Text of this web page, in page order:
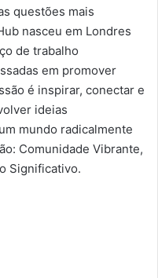
questões mais
nasceu em Londres
de trabalho
em promover
é inspirar, conectar e
ideias
mundo radicalmente
Comunidade Vibrante,
Significativo.